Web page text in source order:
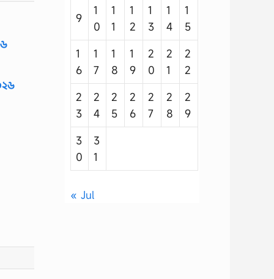
9
1
0
1
1
1
2
1
3
1
4
1
5
1
6
1
7
1
8
1
9
2
0
2
1
2
2
2
3
2
4
2
5
2
6
2
7
2
8
2
9
3
0
3
1
« Jul